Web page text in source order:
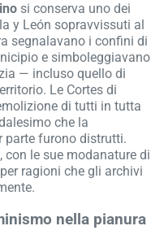
si conserva uno dei
y León sopravvissuti al
segnalavano i confini di
e simboleggiavano
— incluso quello di
Le Cortes di
di tutti in tutta
che la
parte furono distrutti.
con le sue modanature di
ragioni che gli archivi
nella pianura